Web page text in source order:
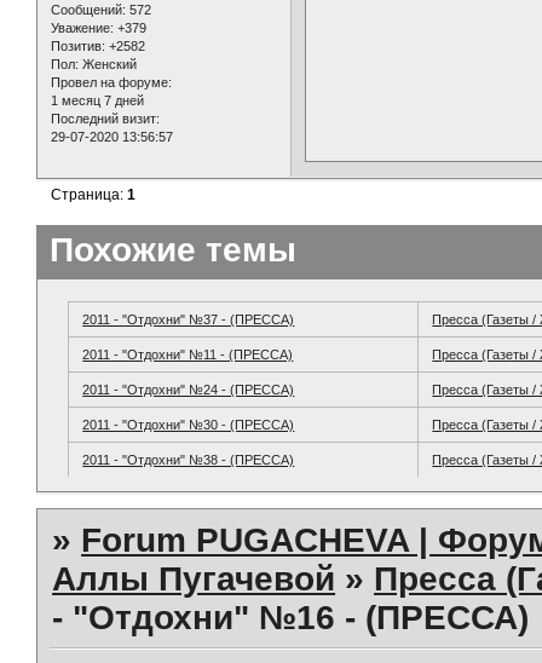
Сообщений: 572
Уважение: +379
Позитив: +2582
Пол: Женский
Провел на форуме:
1 месяц 7 дней
Последний визит:
29-07-2020 13:56:57
Страница:1
Похожие темы
2011 - "Отдохни" №37 - (ПРЕССА) Пресса (Газеты
2011 - "Отдохни" №11 - (ПРЕССА) Пресса (Газеты
2011 - "Отдохни" №24 - (ПРЕССА) Пресса (Газеты
2011 - "Отдохни" №30 - (ПРЕССА) Пресса (Газеты
2011 - "Отдохни" №38 - (ПРЕССА) Пресса (Газеты
» Forum PUGACHEVA |
Аллы Пугачевой » Пресса
- "Отдохни" №16 - (ПРЕССА)